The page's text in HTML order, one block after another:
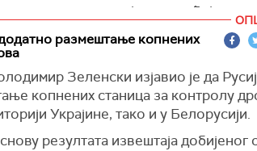
документ којим потврђује наше
споразуму о Управном
злочина агресије против
"овим кораком приближава
његове пуне
неће превладати",
размештање копнених
Зеленски изјавио је да
копнених станица за контролу
Украјине, тако и у Белорусији.
резултата извештаја